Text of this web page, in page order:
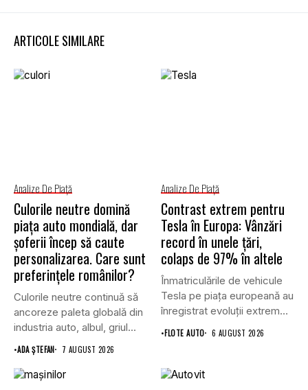
ARTICOLE SIMILARE
Analize De Piață
Culorile neutre domină
piața auto mondială, dar
șoferii încep să caute
personalizarea. Care sunt
preferințele românilor?
Culorile neutre continuă să
ancoreze paleta globală din
industria auto, albul, griul...
•ADA ȘTEFAN 7 AUGUST 2026
Analize De Piață
Contrast extrem pentru
Tesla în Europa: Vânzări
record în unele țări,
colaps de 97% în altele
Înmatriculările de vehicule
Tesla pe piața europeană au
înregistrat evoluții extrem
de...
•FLOTE AUTO 6 AUGUST 2026